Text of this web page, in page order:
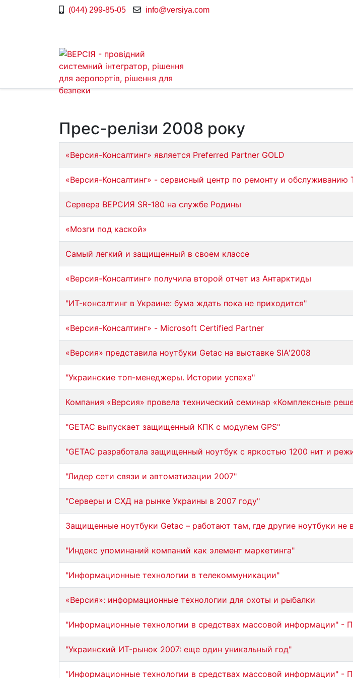
(044) 299-85-05 info@versiya.com
Прес-релізи 2008 року
«Версия-Консалтинг» является Preferred Partner GOLD
«Версия-Консалтинг» - сервисный центр по ремонту и обслуживанию
Сервера ВЕРСИЯ SR-180 на службе Родины
«Мозги под каской»
Самый легкий и защищенный в своем классе
«Версия-Консалтинг» получила второй отчет из Антарктиды
"ИТ-консалтинг в Украине: бума ждать пока не приходится"
«Версия-Консалтинг» - Microsoft Certified Partner
«Версия» представила ноутбуки Getac на выставке SIA'2008
"Украинские топ-менеджеры. Истории успеха"
Компания «Версия» провела технический семинар «Комплексные
"GETAC выпускает защищенный КПК с модулем GPS"
"GETAC разработала защищенный ноутбук с яркостью 1200 нит и
"Лидер сети связи и автоматизации 2007"
"Серверы и СХД на рынке Украины в 2007 году"
Защищенные ноутбуки Getac – работают там, где другие ноутбуки не
"Индекс упоминаний компаний как элемент маркетинга"
"Информационные технологии в телекоммуникации"
«Версия»: информационные технологии для охоты и рыбалки
"Информационные технологии в средствах массовой информации" -
"Украинский ИТ-рынок 2007: еще один уникальный год"
"Информационные технологии в средствах массовой информации" -